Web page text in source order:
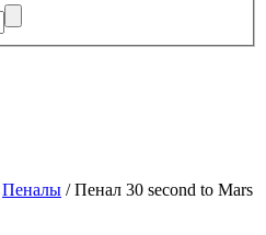
Пеналы /Пенал 30 second to Mars